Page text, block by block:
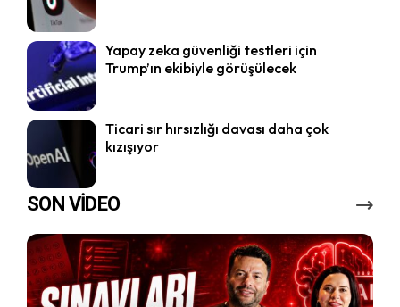
Yapay zeka güvenliği testleri için
Trump’ın ekibiyle görüşülecek
Ticari sır hırsızlığı davası daha çok
kızışıyor
SON VİDEO